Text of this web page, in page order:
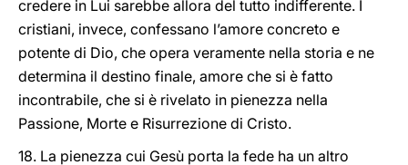
credere in Lui sarebbe allora del tutto indifferente. I
cristiani, invece, confessano l’amore concreto e
potente di Dio, che opera veramente nella storia e ne
determina il destino finale, amore che si è fatto
incontrabile, che si è rivelato in pienezza nella
Passione, Morte e Risurrezione di Cristo.
18. La pienezza cui Gesù porta la fede ha un altro